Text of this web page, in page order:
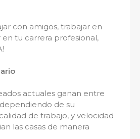
con amigos, trabajar en
tu carrera profesional,
actuales ganan entre
de su
de trabajo, y velocidad
las casas de manera